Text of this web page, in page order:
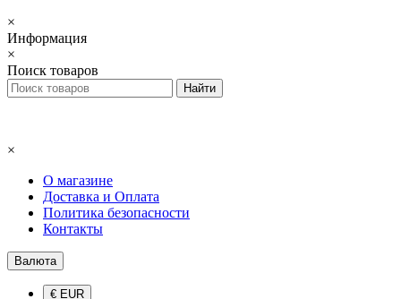
×
Информация
×
Поиск товаров
×
О магазине
Доставка и Оплата
Политика безопасности
Контакты
Валюта
€ EUR